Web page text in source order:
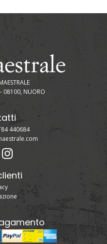
08100, NUORO
440684